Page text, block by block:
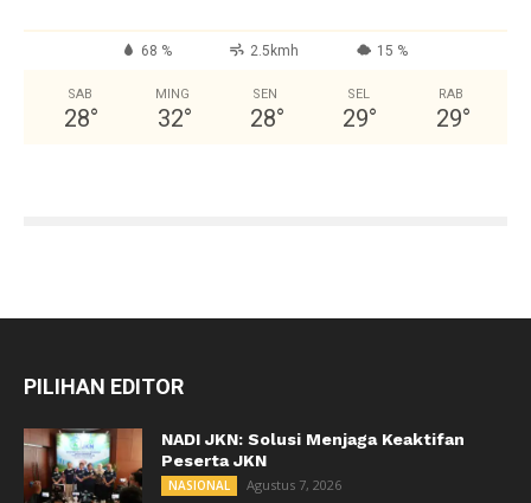
68 % 2.5kmh 15 %
SAB
28°
MING
32°
SEN
28°
SEL
29°
RAB
29°
PILIHAN EDITOR
NADI JKN: Solusi Menjaga Keaktifan
Peserta JKN
NASIONAL Agustus 7, 2026